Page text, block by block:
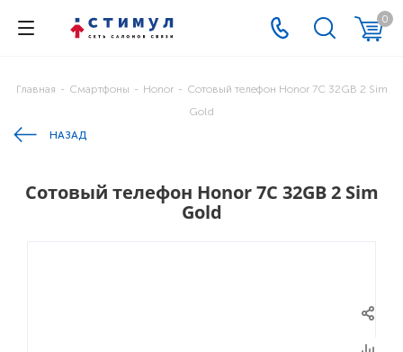
0
Главная - Смартфоны - Honor - Cотовый телефон Honor 7C 32GB 2 Sim
Gold
НАЗАД
Cотовый телефон Honor 7C 32GB 2 Sim
Gold